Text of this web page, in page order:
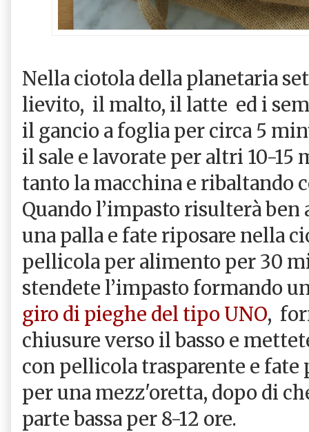
Nella ciotola della planetaria
lievito, il malto, il latte ed i
il gancio a foglia per circa 5
il sale e lavorate per altri 10-
tanto la macchina e ribaltando
Quando l’impasto risulterà
una palla e fate riposare nella
pellicola per alimento per 30
stendete l’impasto formando
giro di pieghe del tipo UNO,
chiusure verso il basso e
con pellicola trasparente e
per una mezz'oretta, dopo di
parte bassa per 8-12 ore.